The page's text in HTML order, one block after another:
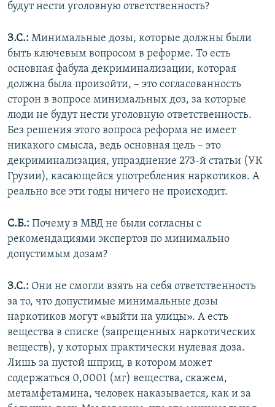
будут нести уголовную ответственность?
З.С.: Минимальные дозы, которые должны были
быть ключевым вопросом в реформе. То есть
основная фабула декриминализации, которая
должна была произойти, – это согласованность
сторон в вопросе минимальных доз, за которые
люди не будут нести уголовную ответственность.
Без решения этого вопроса реформа не имеет
никакого смысла, ведь основная цель – это
декриминализация, упразднение 273-й статьи (УК
Грузии), касающейся употребления наркотиков. А
реально все эти годы ничего не происходит.
С.Б.: Почему в МВД не были согласны с
рекомендациями экспертов по минимально
допустимым дозам?
З.С.: Они не смогли взять на себя ответственность
за то, что допустимые минимальные дозы
наркотиков могут «выйти на улицы». А есть
вещества в списке (запрещенных наркотических
веществ), у которых практически нулевая доза.
Лишь за пустой шприц, в котором может
содержаться 0,0001 (мг) вещества, скажем,
метамфетамина, человек наказывается, как и за